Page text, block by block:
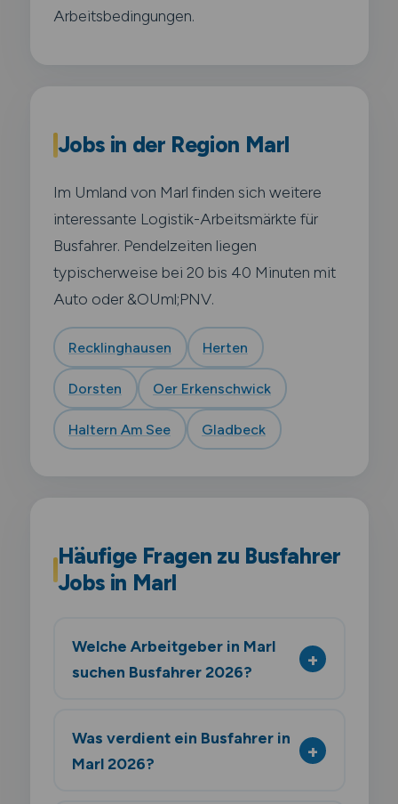
Arbeitsbedingungen.
Jobs in der Region Marl
Im Umland von Marl finden sich weitere
interessante Logistik-Arbeitsmärkte für
Busfahrer. Pendelzeiten liegen
typischerweise bei 20 bis 40 Minuten mit
Auto oder &OUml;PNV.
Recklinghausen Herten
Dorsten Oer Erkenschwick
Haltern Am See Gladbeck
Häufige Fragen zu Busfahrer
Jobs in Marl
Welche Arbeitgeber in Marl
suchen Busfahrer 2026?
Was verdient ein Busfahrer in
Marl 2026?